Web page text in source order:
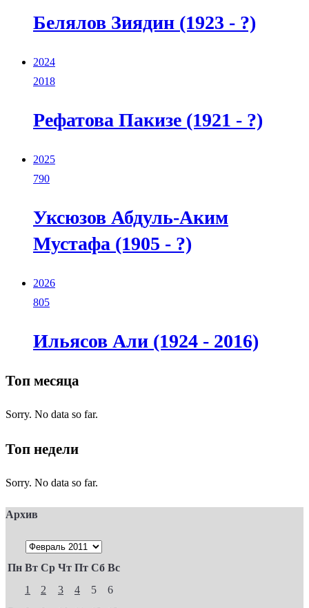
Белялов Зиядин (1923 - ?)
2024
2018
Рефатова Пакизе (1921 - ?)
2025
790
Уксюзов Абдуль-Аким
Мустафа (1905 - ?)
2026
805
Ильясов Али (1924 - 2016)
Топ месяца
Sorry. No data so far.
Топ недели
Sorry. No data so far.
Архив
Пн Вт Ср Чт Пт Сб Вс
1 2 3 4 5
6